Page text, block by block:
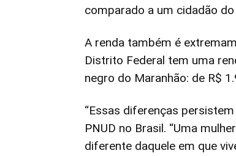
comparado a um cidadão
A renda também é
Distrito Federal tem uma
negro do Maranhão: de R$
“Essas diferenças
PNUD no Brasil. “Uma
diferente daquele em que